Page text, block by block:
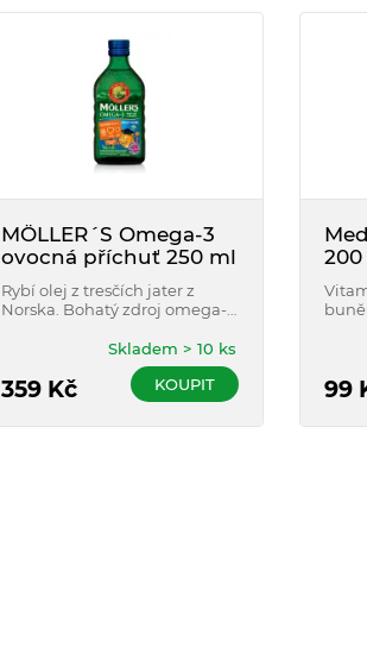
MÖLLER´S Omega-3
ovocná příchuť 250 ml
Rybí olej z tresčích jater z
Norska. Bohatý zdroj omega-3
kyselin (EPA a DHA) a
vitaminů A, D a E. Příjemná
ovocná příchuť.
359Kč
Skladem > 10 ks
KOUPIT
200
99